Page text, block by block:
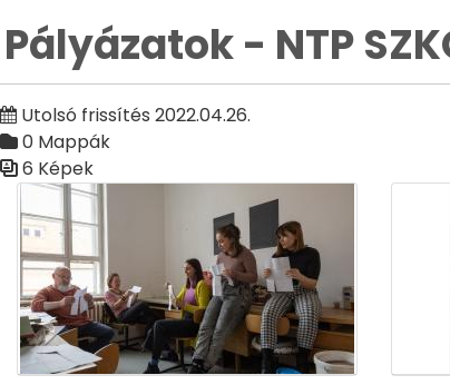
Pályázatok - NTP
Utolsó frissítés 2022.04.26.
0 Mappák
6 Képek
Médiatár